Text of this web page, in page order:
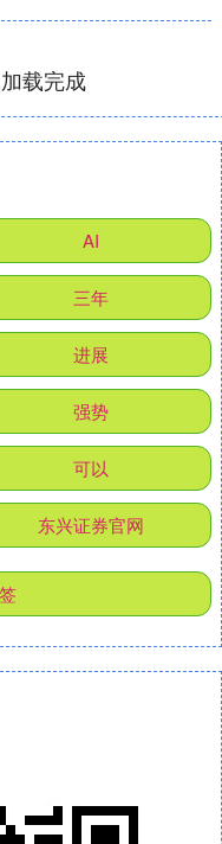
载完成
AI
三年
进展
强势
可以
东兴证券官网